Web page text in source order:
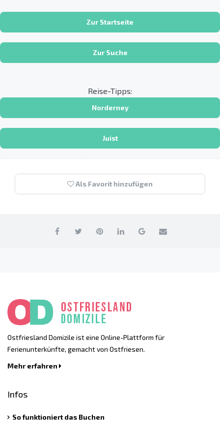
Zur Startseite
Zur Suche
Reise-Tipps:
Norderney
Juist
Als Favorit hinzufügen
Ostfriesland Domizile ist eine Online-Plattform für
Ferienunterkünfte, gemacht von Ostfriesen.
Mehr erfahren
Infos
So funktioniert das Buchen